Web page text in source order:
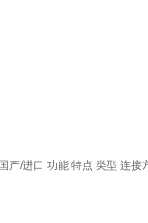
国产/进口 功能 特点 类型 连接